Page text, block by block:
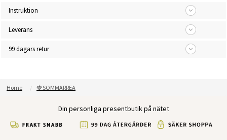
Instruktion
Leverans
99 dagars retur
Home 🍓SOMMARREA
Din personliga presentbutik på nätet